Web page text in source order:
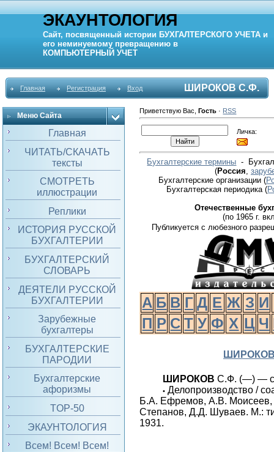
ЭКАУНТОЛОГИЯ
Сайт, посвященный истории БУХГАЛТЕРСКОГО УЧЕТА и
его неминуемому превращению в
КОМПЬЮТЕРНЫЙ УЧЕТ
Главная Регистрация Вход ШИРОКОВ С.Ф.
Меню Сайта
Главная
ЧИТАТЬ/СКАЧАТЬ
тексты
СМОТРЕТЬ
иллюстрации
Реплики
ИСТОРИЯ РУССКОЙ
БУХГАЛТЕРИИ
БУХГАЛТЕРСКИЙ
СЛОВАРЬ
ДЕЯТЕЛИ РУССКОЙ
БУХГАЛТЕРИИ
Зарубежные
бухгалтеры
БУХГАЛТЕРСКИЕ
ПАРОДИИ
Бухгалтерские
афоризмы
TOP-50
ЭКАУНТОЛОГИЯ
Всем! Всем! Всем!
Приветствую Вас ,Гость · RSS
Личка:
Бухгалтерские термины -
(Россия
Бухгалтерские организации (
Бухгалтерская периодика(
Отечественные
(по 1965 г.
Публикуется с любезного
А Б В Г Д Е Ж З И
П Р С Т У Ф Х Ц Ч
ШИРОКОВ С.Ф. (—) —
• Делопроизводство /
Б.А. Ефремов, А.В. Моисеев,
Степанов, Д.Д. Шуваев. М.:
1931.